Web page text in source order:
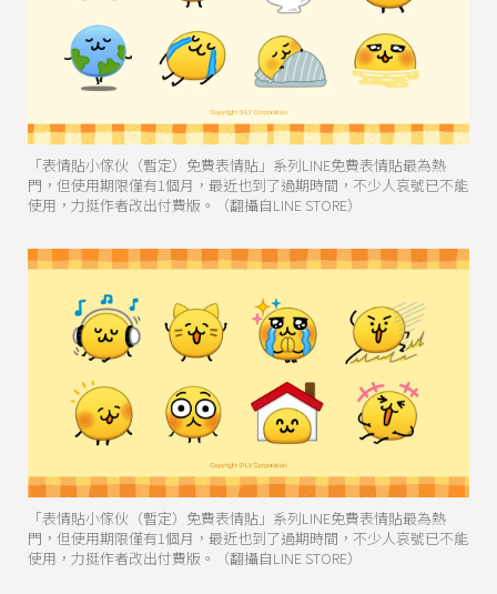
「表情貼小傢伙（暫定）免費表情貼」系列LINE免費表情貼最為熱
門，但使用期限僅有1個月，最近也到了過期時間，不少人哀號已不能
使用，力挺作者改出付費版。（翻攝自LINE STORE）
「表情貼小傢伙（暫定）免費表情貼」系列LINE免費表情貼最為熱
門，但使用期限僅有1個月，最近也到了過期時間，不少人哀號已不能
使用，力挺作者改出付費版。（翻攝自LINE STORE）